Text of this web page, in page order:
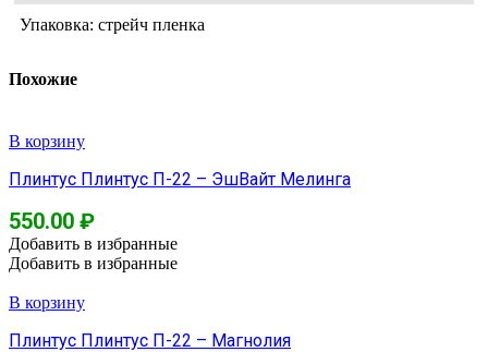
Упаковка: стрейч пленка
Похожие
В корзину
Плинтус Плинтус П-22 – ЭшВайт Мелинга
550.00 ₽
Добавить в избранные
Добавить в избранные
В корзину
Плинтус Плинтус П-22 – Магнолия